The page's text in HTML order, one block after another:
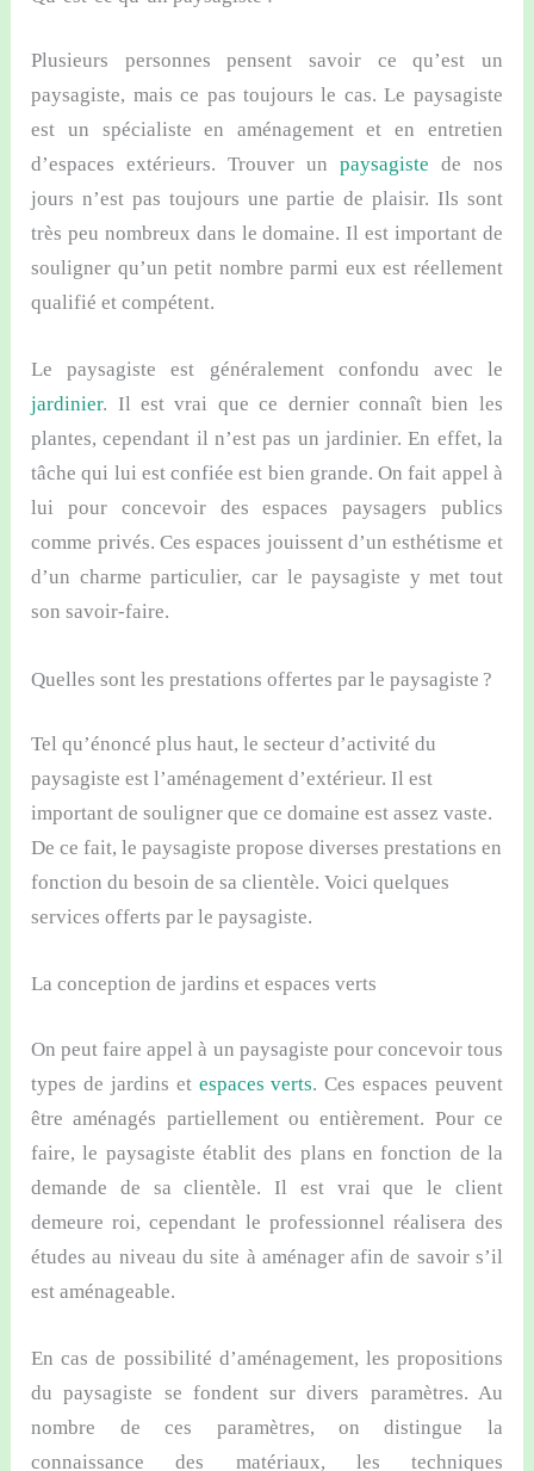
Plusieurs personnes pensent savoir ce qu’est un
paysagiste, mais ce pas toujours le cas. Le paysagiste
est un spécialiste en aménagement et en entretien
d’espaces extérieurs. Trouver un paysagiste de nos
jours n’est pas toujours une partie de plaisir. Ils sont
très peu nombreux dans le domaine. Il est important de
souligner qu’un petit nombre parmi eux est réellement
qualifié et compétent.
Le paysagiste est généralement confondu avec le
jardinier. Il est vrai que ce dernier connaît bien les
plantes, cependant il n’est pas un jardinier. En effet, la
tâche qui lui est confiée est bien grande. On fait appel à
lui pour concevoir des espaces paysagers publics
comme privés. Ces espaces jouissent d’un esthétisme et
d’un charme particulier, car le paysagiste y met tout
son savoir-faire.
Quelles sont les prestations offertes par le paysagiste ?
Tel qu’énoncé plus haut, le secteur d’activité du
paysagiste est l’aménagement d’extérieur. Il est
important de souligner que ce domaine est assez vaste.
De ce fait, le paysagiste propose diverses prestations en
fonction du besoin de sa clientèle. Voici quelques
services offerts par le paysagiste.
La conception de jardins et espaces verts
On peut faire appel à un paysagiste pour concevoir tous
types de jardins et espaces verts. Ces espaces peuvent
être aménagés partiellement ou entièrement. Pour ce
faire, le paysagiste établit des plans en fonction de la
demande de sa clientèle. Il est vrai que le client
demeure roi, cependant le professionnel réalisera des
études au niveau du site à aménager afin de savoir s’il
est aménageable.
En cas de possibilité d’aménagement, les propositions
du paysagiste se fondent sur divers paramètres. Au
nombre de ces paramètres, on distingue la
connaissance des matériaux, les techniques